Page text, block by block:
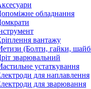
обладнання
вантажу
(Болти, гайки,
зварювальний
устаткування
для наплавлення
для зварювання